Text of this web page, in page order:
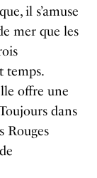
il s’amuse
mer que les
temps.
offre une
dans
Rouges